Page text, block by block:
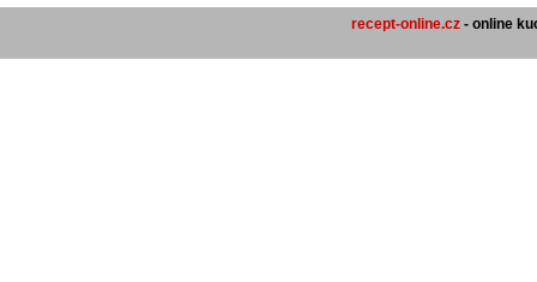
recept-online.cz - online